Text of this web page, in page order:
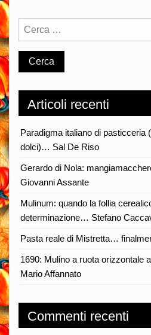
Articoli recenti
Paradigma italiano di pasticceria
dolci)… Sal De Riso
Gerardo di Nola:
Giovanni Assante
Mulinum: quando la follia
determinazione… Stefano
Pasta reale di Mistretta…
1690: Mulino a ruota orizzontale
Mario Affannato
Commenti recenti